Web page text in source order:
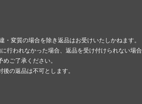
・変質の場合を除き返品はお受けいたしかねます。
行われなかった場合、返品を受け付けられない場合
ご了承ください。
の返品は不可とします。